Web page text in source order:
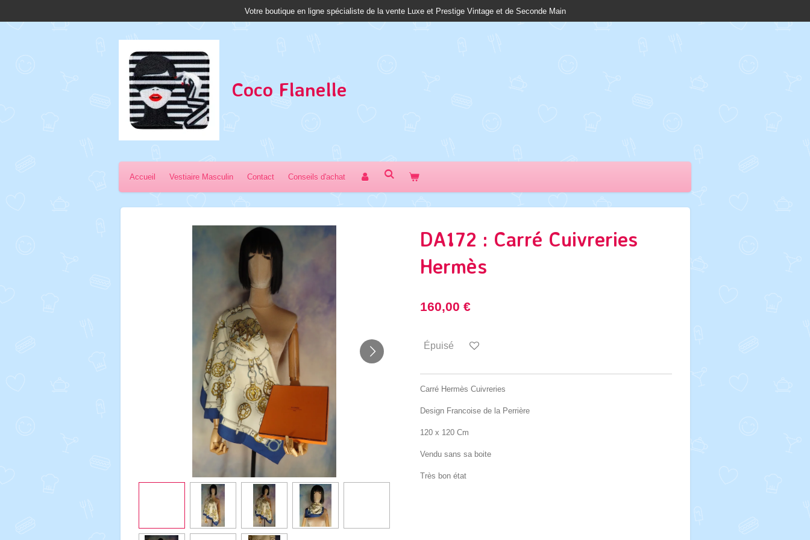
Votre boutique en ligne spécialiste de la vente Luxe et Prestige Vintage et de Seconde Main
Coco Flanelle
Accueil Vestiaire Masculin Contact Conseils d'achat
DA172 : Carré Cuivreries
Hermès
160,00 €
Épuisé
Carré Hermès Cuivreries
Design Francoise de la Perrière
120 x 120 Cm
Vendu sans sa boite
Très bon état